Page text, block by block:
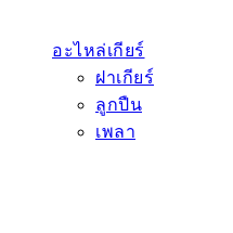
อะไหล่เกียร์
ฝาเกียร์
ลูกปืน
เพลา